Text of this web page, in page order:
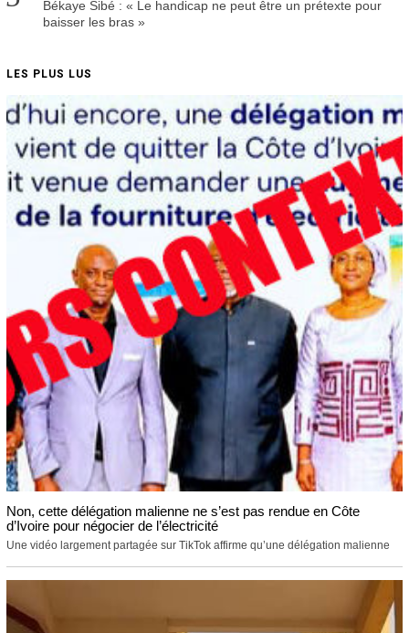
Békaye Sibé : « Le handicap ne peut être un prétexte pour
baisser les bras »
LES PLUS LUS
Non, cette délégation malienne ne s’est pas rendue en Côte
d’Ivoire pour négocier de l’électricité
Une vidéo largement partagée sur TikTok affirme qu’une délégation malienne